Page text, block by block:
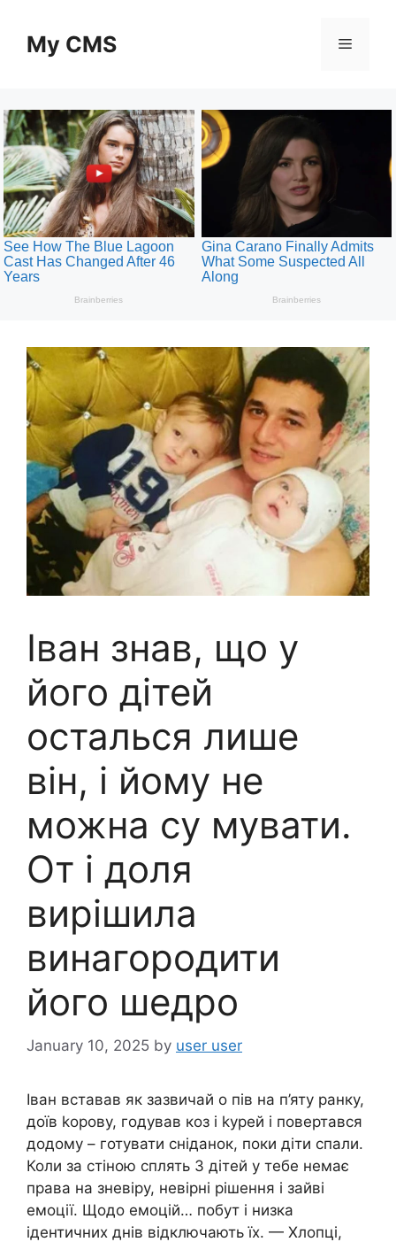
contentMy CMS Menu
Іван знав, що у
його дітей
осталься лише
він, і йому не
можна су мувати.
От і доля
вирішила
винагородити
його шедро
January 10, 2025 by user user
Іван вставав як зазвичай о пів на п’яту ранку,
доїв kорову, годував коз і kурей і повертався
додому – готувати сніданок, поки діти спали.
Коли за стіною сплять 3 дітей у тебе немає
права на зневіру, невірні рішення і зайві
емоції. Щодо емоцій… побут і низка
ідентичних днів відключають їх. — Хлопці,